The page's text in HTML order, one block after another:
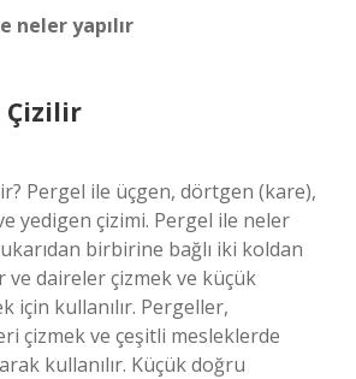
neler yapılır
Çizilir
Pergel ile üçgen, dörtgen (kare),
yedigen çizimi. Pergel ile neler
birbirine bağlı iki koldan
ve daireler çizmek ve küçük
için kullanılır. Pergeller,
çizmek ve çeşitli mesleklerde
kullanılır. Küçük doğru